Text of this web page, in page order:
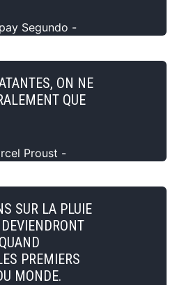
Segundo -
ON NE
QUE
Proust -
SUR LA PLUIE
PREMIERS
MONDE.